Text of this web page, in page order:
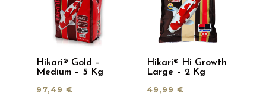
Hikari® Gold –
Medium – 5 Kg
97,49 €
Hikari® Hi Growth
Large – 2 Kg
49,99€